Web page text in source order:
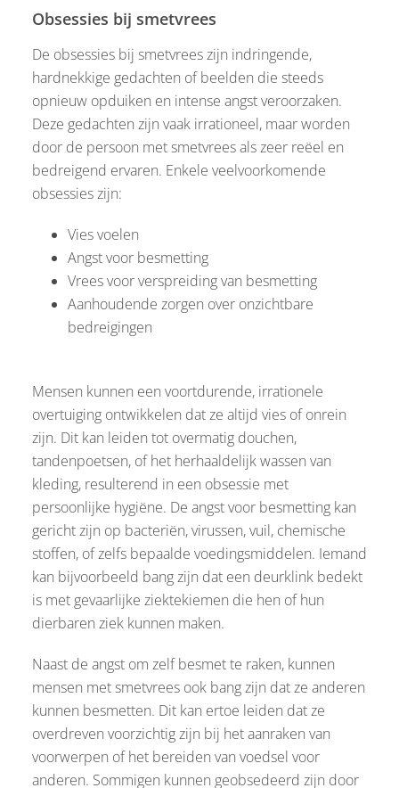
Obsessies bij smetvrees
De obsessies bij smetvrees zijn indringende,
hardnekkige gedachten of beelden die steeds
opnieuw opduiken en intense angst veroorzaken.
Deze gedachten zijn vaak irrationeel, maar worden
door de persoon met smetvrees als zeer reëel en
bedreigend ervaren. Enkele veelvoorkomende
obsessies zijn:
Vies voelen
Angst voor besmetting
Vrees voor verspreiding van besmetting
Aanhoudende zorgen over onzichtbare
bedreigingen
Mensen kunnen een voortdurende, irrationele
overtuiging ontwikkelen dat ze altijd vies of onrein
zijn. Dit kan leiden tot overmatig douchen,
tandenpoetsen, of het herhaaldelijk wassen van
kleding, resulterend in een obsessie met
persoonlijke hygiëne. De angst voor besmetting kan
gericht zijn op bacteriën, virussen, vuil, chemische
stoffen, of zelfs bepaalde voedingsmiddelen. Iemand
kan bijvoorbeeld bang zijn dat een deurklink bedekt
is met gevaarlijke ziektekiemen die hen of hun
dierbaren ziek kunnen maken.
Naast de angst om zelf besmet te raken, kunnen
mensen met smetvrees ook bang zijn dat ze anderen
kunnen besmetten. Dit kan ertoe leiden dat ze
overdreven voorzichtig zijn bij het aanraken van
voorwerpen of het bereiden van voedsel voor
anderen. Sommigen kunnen geobsedeerd zijn door